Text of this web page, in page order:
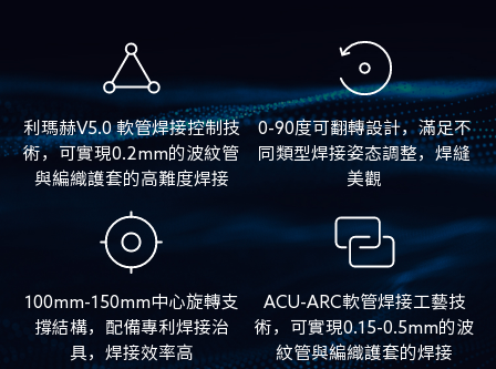
利瑪赫V5.0 軟管焊接控制技
術，可實現0.2mm的波紋管
與編織護套的高難度焊接
0-90度可翻轉設計，滿足不
同類型焊接姿态調整，焊縫
美觀
100mm-150mm中心旋轉支
撐結構，配備專利焊接治
具，焊接效率高
ACU-ARC軟管焊接工藝技
術，可實現0.15-0.5mm的波
紋管與編織護套的焊接